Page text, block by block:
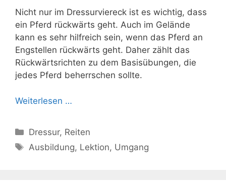
Nicht nur im Dressurviereck ist es wichtig, dass
ein Pferd rückwärts geht. Auch im Gelände
kann es sehr hilfreich sein, wenn das Pferd an
Engstellen rückwärts geht. Daher zählt das
Rückwärtsrichten zu dem Basisübungen, die
jedes Pferd beherrschen sollte.
Weiterlesen …
Kategorien
Dressur, Reiten
Schlagwörter
Ausbildung, Lektion, Umgang